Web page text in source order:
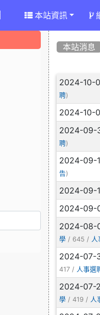
本站資訊
本站消息
文章
2024-10-
聘)
2024-10-
2024-
聘)
2024-09-
告)
2024-09-
2024-
2024-
學 / 645 / 人
2024-
417 / 人事選
2024-07-
學 / 419 / 人